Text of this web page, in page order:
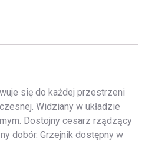
się do każdej przestrzeni
Widziany w układzie
Dostojny cesarz rządzący
dobór. Grzejnik dostępny w